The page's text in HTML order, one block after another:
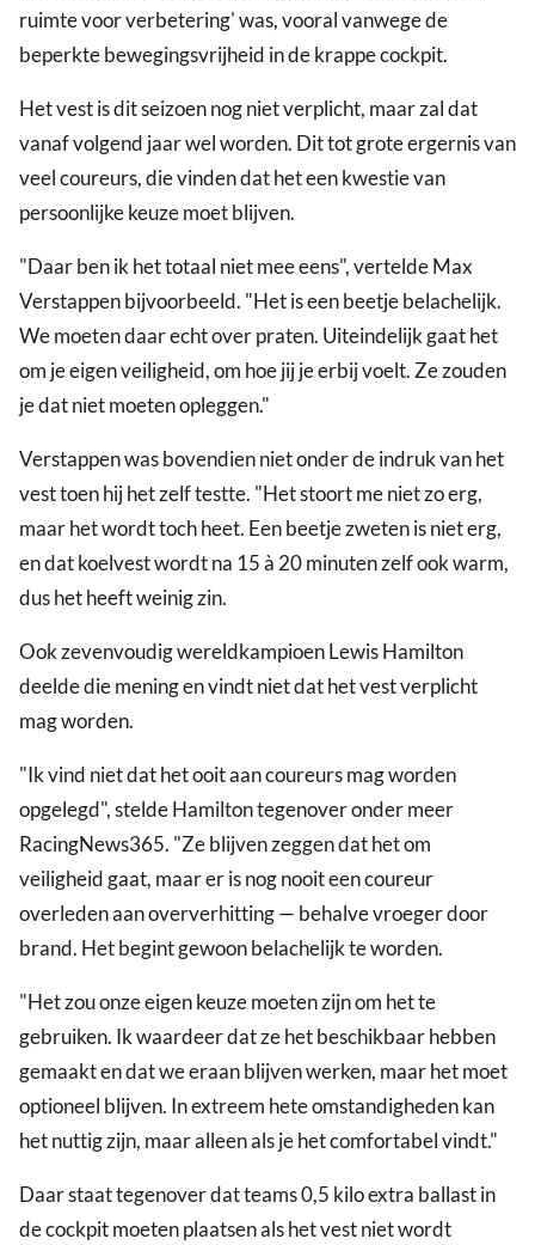
ruimte voor verbetering' was, vooral vanwege de
beperkte bewegingsvrijheid in de krappe cockpit.
Het vest is dit seizoen nog niet verplicht, maar zal dat
vanaf volgend jaar wel worden. Dit tot grote ergernis van
veel coureurs, die vinden dat het een kwestie van
persoonlijke keuze moet blijven.
"Daar ben ik het totaal niet mee eens", vertelde Max
Verstappen bijvoorbeeld. "Het is een beetje belachelijk.
We moeten daar echt over praten. Uiteindelijk gaat het
om je eigen veiligheid, om hoe jij je erbij voelt. Ze zouden
je dat niet moeten opleggen."
Verstappen was bovendien niet onder de indruk van het
vest toen hij het zelf testte. "Het stoort me niet zo erg,
maar het wordt toch heet. Een beetje zweten is niet erg,
en dat koelvest wordt na 15 à 20 minuten zelf ook warm,
dus het heeft weinig zin.
Ook zevenvoudig wereldkampioen Lewis Hamilton
deelde die mening en vindt niet dat het vest verplicht
mag worden.
"Ik vind niet dat het ooit aan coureurs mag worden
opgelegd", stelde Hamilton tegenover onder meer
RacingNews365. "Ze blijven zeggen dat het om
veiligheid gaat, maar er is nog nooit een coureur
overleden aan oververhitting — behalve vroeger door
brand. Het begint gewoon belachelijk te worden.
"Het zou onze eigen keuze moeten zijn om het te
gebruiken. Ik waardeer dat ze het beschikbaar hebben
gemaakt en dat we eraan blijven werken, maar het moet
optioneel blijven. In extreem hete omstandigheden kan
het nuttig zijn, maar alleen als je het comfortabel vindt."
Daar staat tegenover dat teams 0,5 kilo extra ballast in
de cockpit moeten plaatsen als het vest niet wordt